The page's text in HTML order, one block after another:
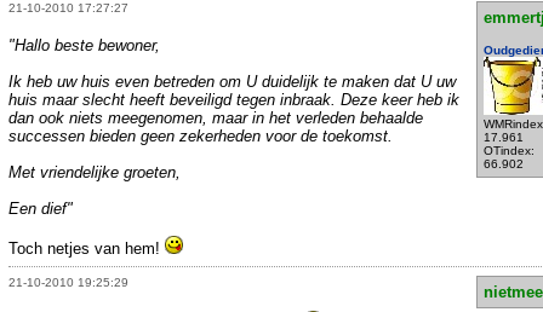
21-10-2010 17:27:27
17.961
OTindex:
66.902
"Hallo beste bewoner,
Ik heb uw huis even betreden om U duidelijk te maken dat U uw
huis maar slecht heeft beveiligd tegen inbraak. Deze keer heb ik
dan ook niets meegenomen, maar in het verleden behaalde
successen bieden geen zekerheden voor de toekomst.
Met vriendelijke groeten,
Een dief"
Toch netjes van hem!
21-10-2010 19:25:29